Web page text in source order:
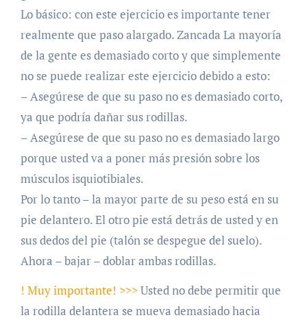
Lo básico: con este ejercicio es importante tener
realmente que paso alargado. Zancada La mayoría
de la gente es demasiado corto y que simplemente
no se puede realizar este ejercicio debido a esto:
– Asegúrese de que su paso no es demasiado corto,
ya que podría dañar sus rodillas.
– Asegúrese de que su paso no es demasiado largo
porque usted va a poner más presión sobre los
músculos isquiotibiales.
Por lo tanto – la mayor parte de su peso está en su
pie delantero. El otro pie está detrás de usted y en
sus dedos del pie (talón se despegue del suelo).
Ahora – bajar – doblar ambas rodillas.
! Muy importante! >>>Usted no debe permitir que
la rodilla delantera se mueva demasiado hacia